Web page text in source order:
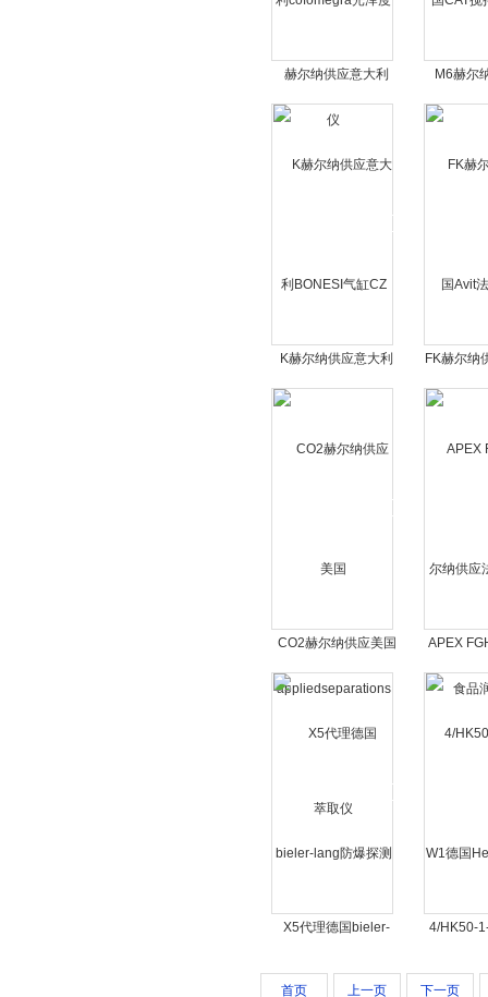
赫尔纳供应意大利
cofomegra光泽度仪
M6赫尔
CAT搅
K赫尔纳供应意大利
BONESI气缸CZ
FK赫尔纳
法
CO2赫尔纳供应美国
appliedseparations萃
取仪
APEX
供应法国
X5代理德国bieler-
4/HK50-
首页 上一页 下一页